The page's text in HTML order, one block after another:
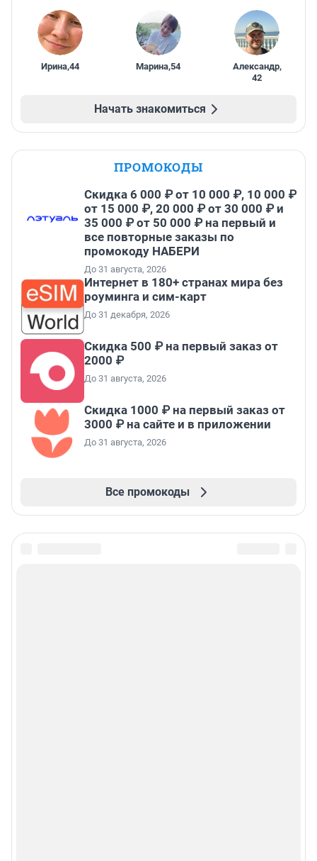
Ирина,44 Марина,54 Александр,
42
Начать знакомиться
ПРОМОКОДЫ
Скидка 6 000 ₽ от 10 000 ₽, 10 000 ₽
от 15 000 ₽, 20 000 ₽ от 30 000 ₽ и
35 000 ₽ от 50 000 ₽ на первый и
все повторные заказы по
промокоду НАБЕРИ
До 31 августа, 2026
Интернет в 180+ странах мира без
роуминга и сим-карт
До 31 декабря, 2026
Скидка 500 ₽ на первый заказ от
2000 ₽
До 31 августа, 2026
Скидка 1000 ₽ на первый заказ от
3000 ₽ на сайте и в приложении
До 31 августа, 2026
Все промокоды